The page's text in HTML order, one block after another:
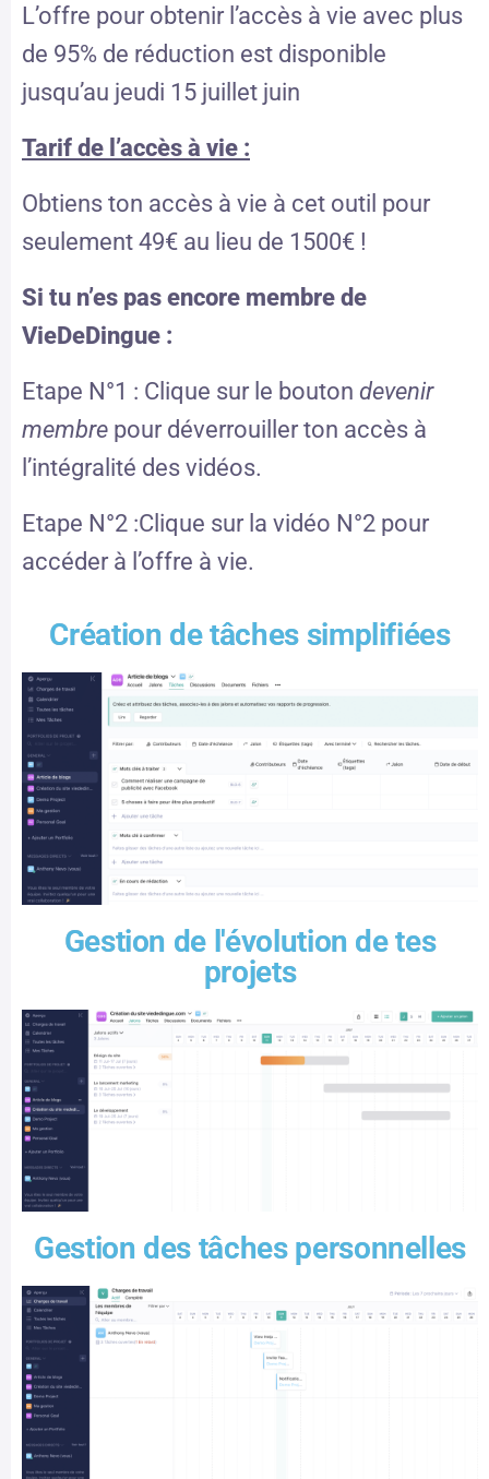
L’offre pour obtenir l’accès à vie avec plus
de 95% de réduction est disponible
jusqu’au jeudi 15 juillet juin
Tarif de l’accès à vie :
Obtiens ton accès à vie à cet outil pour
seulement 49€ au lieu de 1500€ !
Si tu n’es pas encore membre de
VieDeDingue :
Etape N°1 : Clique sur le bouton devenir
membre pour déverrouiller ton accès à
l’intégralité des vidéos.
Etape N°2 :Clique sur la vidéo N°2 pour
accéder à l’offre à vie.
Création de tâches simplifiées
Gestion de l'évolution de tes
projets
Gestion des tâches personnelles